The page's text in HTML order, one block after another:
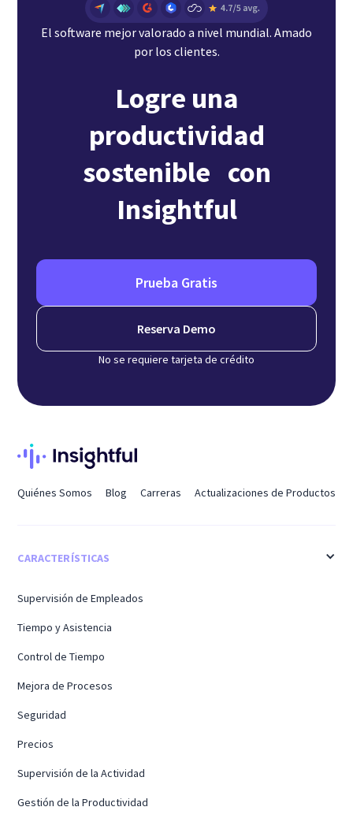
El software mejor valorado a nivel mundial. Amado
por los clientes.
Logre una
productividad
sostenible con
Insightful
Prueba Gratis
Reserva Demo
No se requiere tarjeta de crédito
Quiénes Somos Blog Carreras Actualizaciones de Productos
CARACTERÍSTICAS
Supervisión de Empleados
Tiempo y Asistencia
Control de Tiempo
Mejora de Procesos
Seguridad
Precios
Supervisión de la Actividad
Gestión de la Productividad